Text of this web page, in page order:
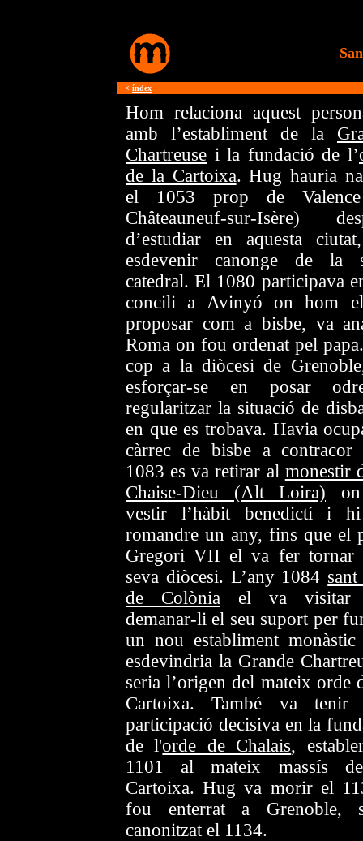
< índex
Hom relaciona aquest
amb l’establiment de la
Chartreuse i la fundació de l’
de la Cartoixa. Hug hauria
el 1053 prop de
Châteauneuf-sur-Isère)
d’estudiar en aquesta
esdevenir canonge de la
catedral. El 1080 participava
concili a Avinyó on hom
proposar com a bisbe, va
Roma on fou ordenat pel
cop a la diòcesi de
esforçar-se en posar
regularitzar la situació de
en que es trobava. Havia
càrrec de bisbe a
1083 es va retirar al monestir
Chaise-Dieu (Alt Loira)
vestir l’hàbit benedictí i
romandre un any, fins que el
Gregori VII el va fer tornar
seva diòcesi. L’any 1084
de Colònia el va visitar
demanar-li el seu suport per
un nou establiment monàstic
esdevindria la Grande
seria l’origen del mateix orde
Cartoixa. També va tenir
participació decisiva en la
de l'orde de Chalais,
1101 al mateix massís
Cartoixa. Hug va morir el
fou enterrat a Grenoble,
canonitzat el 1134.